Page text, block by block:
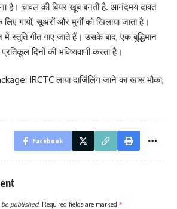
है। चावल की बियर खूब बनती है. आनंदमय दावत
गायों, सूअरों और मुर्गों को खिलाया जाता है।
में स्तुति गीत गाए जाते हैं। उसके बाद, एक बुद्धिमान
दिनों की भविष्यवाणी करता है।
IRCTC लाया दार्जिलिंग जाने का खास मौका,
Facebook
published. Required fields are marked *